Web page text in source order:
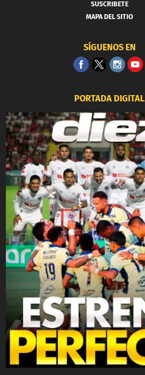
SUSCRIBETE
MAPA DEL SITIO
SÍGUENOS EN
PORTADA DIGITAL